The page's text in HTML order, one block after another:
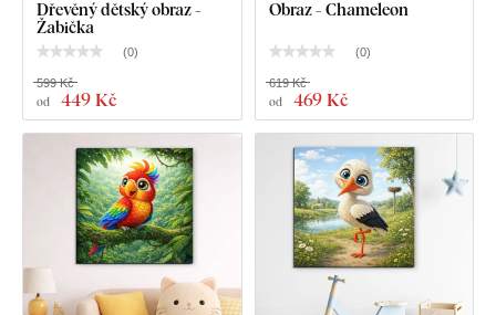
Dřevěný dětský obraz -
Žabička
(0)
od 449 Kč
599 Kč
Obraz - Chameleon
(0)
od 469 Kč
619 Kč